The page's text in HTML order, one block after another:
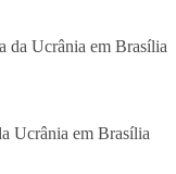
Ucrânia em Brasília